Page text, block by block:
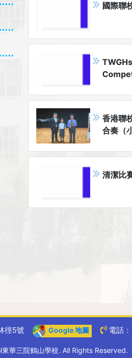
國際聯
香港聯
合奏（
清潔比
徑5號 Google 地圖 電話
華三院鶴山學校. All Rights Reserved.